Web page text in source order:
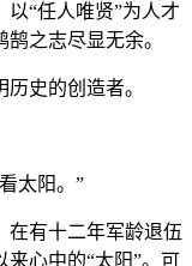
“任人唯贤”为人才
之志尽显无余。
史的创造者。
太阳。”
在有十二年军龄退伍
心中的“太阳”。可